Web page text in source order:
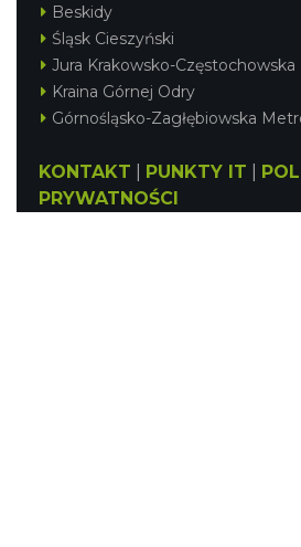
Beskidy
Śląsk Cieszyński
Jura Krakowsko-Częstochowska
Kraina Górnej Odry
Górnośląsko-Zagłębiowska
KONTAKT PUNKTY IT
PRYWATNOŚCI